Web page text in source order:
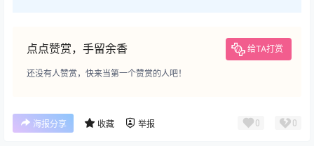
点点赞赏，手留余香 给TA打赏
还没有人赞赏，快来当第一个赞赏的人吧！
海报分享 收藏 举报 0 0